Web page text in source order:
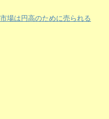
場は円高のために売られる